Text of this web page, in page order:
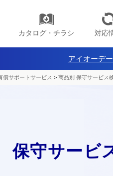
カタログ・チラシ 対応
アイオーデ
償サポートサービス > 商品別 保守サービス
保守サービ